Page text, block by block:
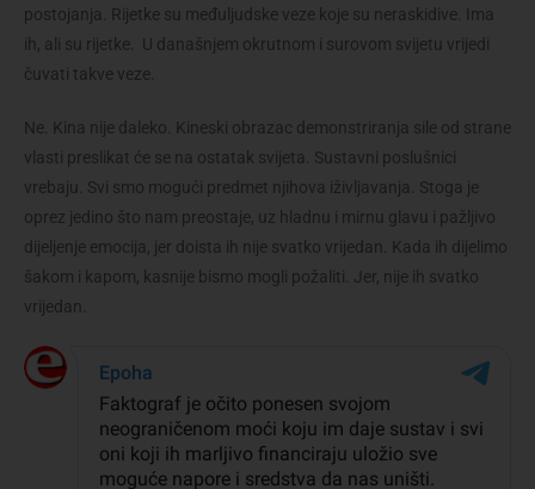
postojanja. Rijetke su međuljudske veze koje su neraskidive. Ima
ih, ali su rijetke. U današnjem okrutnom i surovom svijetu vrijedi
čuvati takve veze.
Ne. Kina nije daleko. Kineski obrazac demonstriranja sile od strane
vlasti preslikat će se na ostatak svijeta. Sustavni poslušnici
vrebaju. Svi smo mogući predmet njihova iživljavanja. Stoga je
oprez jedino što nam preostaje, uz hladnu i mirnu glavu i pažljivo
dijeljenje emocija, jer doista ih nije svatko vrijedan. Kada ih dijelimo
šakom i kapom, kasnije bismo mogli požaliti. Jer, nije ih svatko
vrijedan.